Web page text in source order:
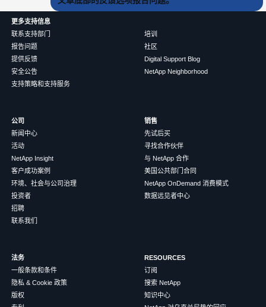
更多支持信息
联系支持部门
报告问题
提供反馈
安全公告
支持策略和支持服务
培训
社区
Digital Support Blog
NetApp Neighborhood
公司
新闻中心
活动
NetApp Insight
客户成功案例
环境、社会与公司治理
投资者
招聘
联系我们
销售
先试后买
寻找合作伙伴
与 NetApp 合作
美国公共部门合同
NetApp OnDemand 消费模式
数据远见者中心
法务
一般条款和条件
隐私 & Cookie 政策
版权
RESOURCES
订阅
搜索 NetApp
知识中心